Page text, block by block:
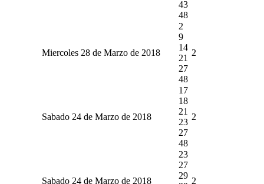
43
48
Miercoles 28 de Marzo de 2018
2
9
14
21
27
48
2
Sabado 24 de Marzo de 2018
17
18
21
23
27
48
2
Sabado 24 de Marzo de 2018
23
27
29
2